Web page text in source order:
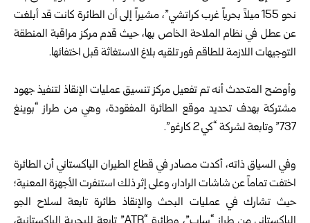
نحو 155 ميلاً بحرياً غرب كراتشي”، مشيراً إلى أن الطائرة كانت قد أبلغت
عن عطل في نظام الملاحة الخاص بها، حيث قدم مركز مراقبة المنطقة
التوجيهات اللازمة للطاقم فور تلقيه بلاغ الاستغاثة قبل اختفائها.
وأوضح المتحدث أنه تم تفعيل مركز تنسيق عمليات الإنقاذ لتنفيذ جهود
مشتركة بهدف تحديد موقع الطائرة المفقودة، وهي من طراز “بوينغ
737” وتابعة لشركة “كي 2 كارغو”.
وفي السياق ذاته، أكدت مصادر في قطاع الطيران الباكستاني أن الطائرة
اختفت تماماً عن شاشات الرادار، وعلى إثر ذلك استنفرت الأجهزة المعنية؛
حيث تشارك في عمليات البحث والإنقاذ طائرة تابعة لسلاح الجو